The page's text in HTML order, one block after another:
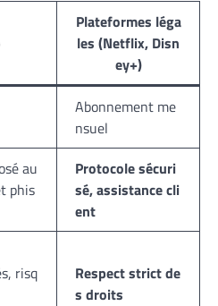
Plateformes léga
les (Netflix, Disn
ey+)
Abonnement me
nsuel
au
phis
Protocole sécuri
sé, assistance cli
ent
risq
Respect strict de
s droits